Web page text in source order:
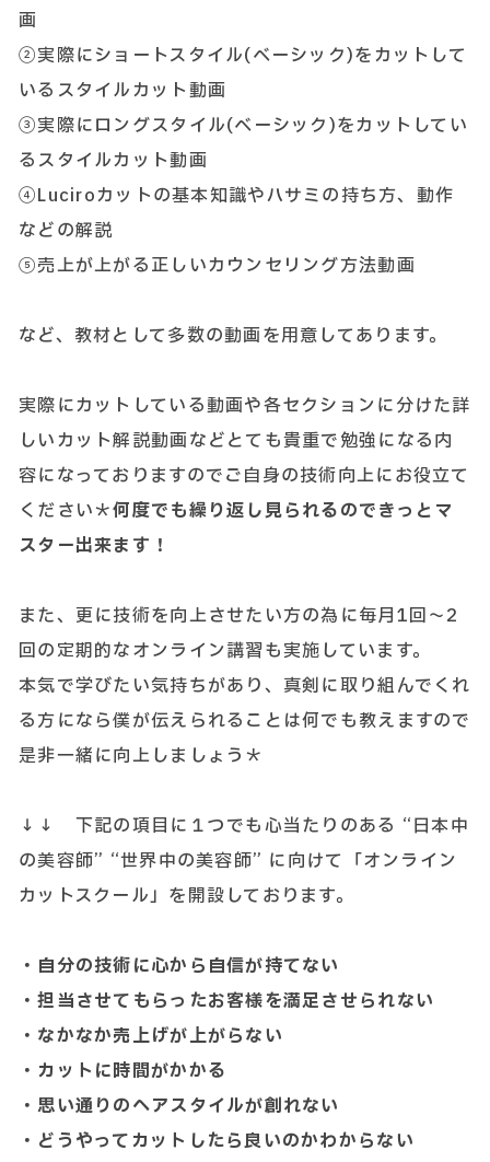
画
②実際にショートスタイル(ベーシック)をカットして
いるスタイルカット動画
③実際にロングスタイル(ベーシック)をカットしてい
るスタイルカット動画
④Luciroカットの基本知識やハサミの持ち方、動作
などの解説
⑤売上が上がる正しいカウンセリング方法動画
など、教材として多数の動画を用意してあります。
実際にカットしている動画や各セクションに分けた詳
しいカット解説動画などとても貴重で勉強になる内
容になっておりますのでご自身の技術向上にお役立て
ください＊何度でも繰り返し見られるのできっとマ
スター出来ます！
また、更に技術を向上させたい方の為に毎月1回～2
回の定期的なオンライン講習も実施しています。
本気で学びたい気持ちがあり、真剣に取り組んでくれ
る方になら僕が伝えられることは何でも教えますので
是非一緒に向上しましょう＊
↓↓ 下記の項目に１つでも心当たりのある “日本中
の美容師” “世界中の美容師” に向けて「オンライン
カットスクール」を開設しております。
・自分の技術に心から自信が持てない
・担当させてもらったお客様を満足させられない
・なかなか売上げが上がらない
・カットに時間がかかる
・思い通りのヘアスタイルが創れない
・どうやってカットしたら良いのかわからない